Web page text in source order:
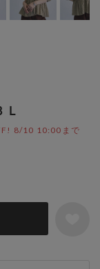
8/10 10:00まで